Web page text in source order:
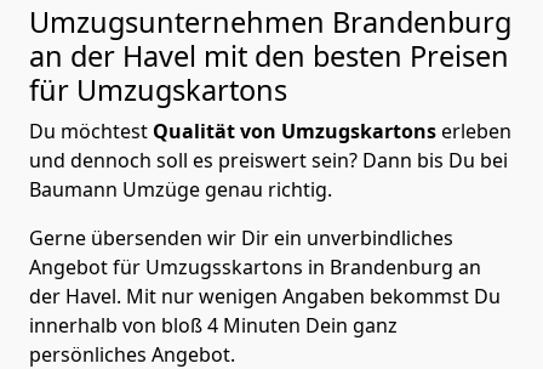
Umzugsunternehmen Brandenburg
an der Havel mit den besten Preisen
für Umzugskartons
Du möchtest Qualität von Umzugskartonserleben
und dennoch soll es preiswert sein? Dann bis Du bei
Baumann Umzüge genau richtig.
Gerne übersenden wir Dir ein unverbindliches
Angebot für Umzugsskartons in Brandenburg an
der Havel. Mit nur wenigen Angaben bekommst Du
innerhalb von bloß 4 Minuten Dein ganz
persönliches Angebot.